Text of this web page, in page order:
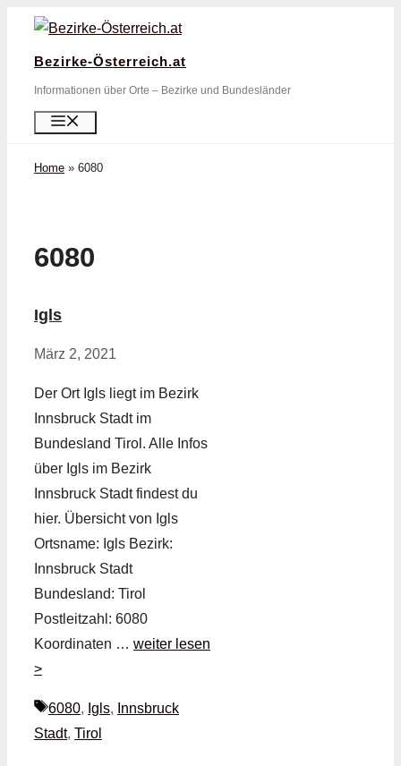
Zum
springen
Bezirke-Österreich.at
Informationen über Orte – Bezirke und Bundesländer
Home » 6080
6080
Igls
März 2, 2021
Der Ort Igls liegt im Bezirk
Innsbruck Stadt im
Bundesland Tirol. Alle Infos
über Igls im Bezirk
Innsbruck Stadt findest du
hier. Übersicht von Igls
Ortsname: Igls Bezirk:
Innsbruck Stadt
Bundesland: Tirol
Postleitzahl: 6080
Koordinaten … weiter lesen
>
Schlagwörter
6080, Igls, Innsbruck
Stadt, Tirol